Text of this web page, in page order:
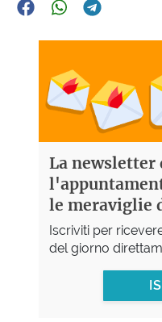
La newsletter
le meraviglie
Iscriviti per
del giorno